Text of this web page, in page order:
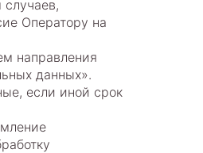
Оператору на
направления
данных».
если иной срок